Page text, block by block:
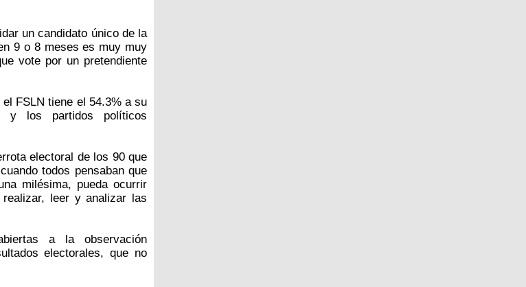
un candidato único de la
9 o 8 meses es muy muy
vote por un pretendiente
FSLN tiene el 54.3% a su
y los partidos políticos
electoral de los 90 que
todos pensaban que
milésima, pueda ocurrir
leer y analizar las
a la observación
electorales, que no